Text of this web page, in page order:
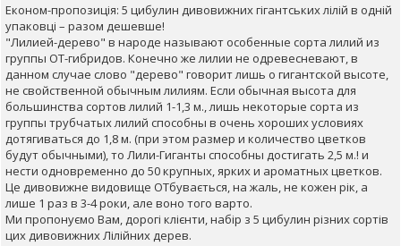
Економ-пропозиція: 5 цибулин дивовижних гігантських лілій в одній
упаковці – разом дешевше!
"Лилией-дерево" в народе называют особенные сорта лилий из
группы ОТ-гибридов. Конечно же лилии не одревесневают, в
данном случае слово "дерево" говорит лишь о гигантской высоте,
не свойственной обычным лилиям. Если обычная высота для
большинства сортов лилий 1-1,3 м., лишь некоторые сорта из
группы трубчатых лилий способны в очень хороших условиях
дотягиваться до 1,8 м. (при этом размер и количество цветков
будут обычными), то Лили-Гиганты способны достигать 2,5 м.! и
нести одновременно до 50 крупных, ярких и ароматных цветков.
Це дивовижне видовище ОТбувається, на жаль, не кожен рік, а
лише 1 раз в 3-4 роки, але воно того варто.
Ми пропонуємо Вам, дорогі клієнти, набір з 5 цибулин різних сортів
цих дивовижних Лілійних дерев.